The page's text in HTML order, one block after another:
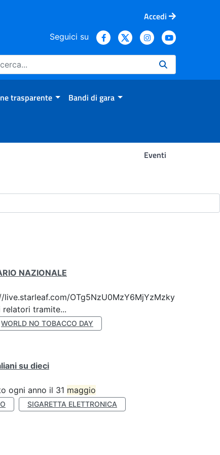
Accedi
Seguici su
trasparente Bandi di gara
Eventi
NAZIONALE
OTg5NzU0MzY6MjYzMzky
tramite...
WORLD NO TOBACCO DAY
su dieci
ogni anno il 31 maggio
SIGARETTA ELETTRONICA